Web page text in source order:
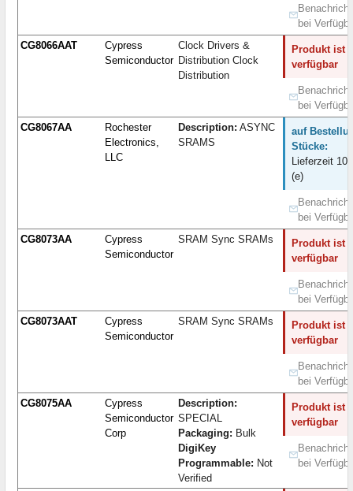
bei
CG8066AAT
Cypress
Semiconductor
Clock Drivers &
Distribution Clock
Distribution
Produkt ist
verfügbar
bei
CG8067AA
Rochester
Electronics,
LLC
Description: ASYNC
SRAMS
auf
Stücke:
Lieferzeit
(e)
bei
CG8073AA
Cypress
Semiconductor
SRAM Sync SRAMs
Produkt ist
verfügbar
bei
CG8073AAT
Cypress
Semiconductor
SRAM Sync SRAMs
Produkt ist
verfügbar
bei
CG8075AA
Cypress
Semiconductor
Corp
Description:
SPECIAL
Packaging: Bulk
DigiKey
Programmable: Not
Verified
Produkt ist
verfügbar
bei